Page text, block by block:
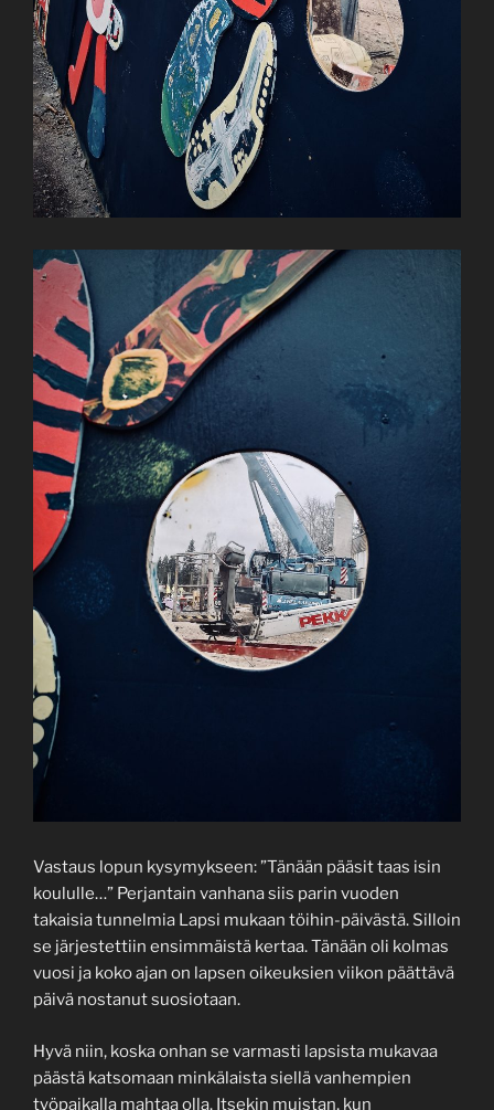
Vastaus lopun kysymykseen: ”Tänään pääsit taas isin
koululle…” Perjantain vanhana siis parin vuoden
takaisia tunnelmia Lapsi mukaan töihin-päivästä. Silloin
se järjestettiin ensimmäistä kertaa. Tänään oli kolmas
vuosi ja koko ajan on lapsen oikeuksien viikon päättävä
päivä nostanut suosiotaan.
Hyvä niin, koska onhan se varmasti lapsista mukavaa
päästä katsomaan minkälaista siellä vanhempien
työpaikalla mahtaa olla. Itsekin muistan, kun